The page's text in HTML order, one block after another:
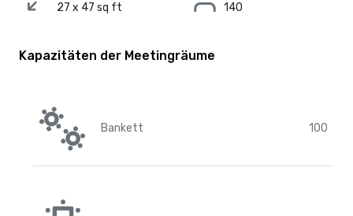
27 x 47 sq ft
140
Kapazitäten der Meetingräume
Bankett 100